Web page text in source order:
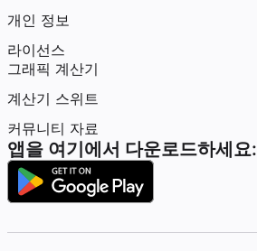
개인 정보
라이선스
그래픽 계산기
계산기 스위트
커뮤니티 자료
앱을 여기에서 다운로드하세요: